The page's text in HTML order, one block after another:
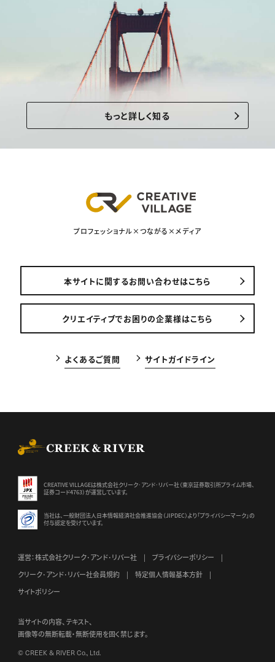
もっと詳しく知る
プロフェッショナル×つながる×メディア
本サイトに関するお問い合わせはこちら
クリエイティブでお困りの企業様はこちら
よくあるご質問 サイトガイドライン
CREATIVE VILLAGEは株式会社クリーク･アンド･リバー社（東京証券取引所プライム市場、
証券コード4763）が運営しています。
当社は、一般財団法人日本情報経済社会推進協会（JIPDEC）より 「プライバシーマーク」の
付与認定を受けています。
運営：株式会社クリーク･アンド･リバー社
プライバシーポリシー
クリーク･アンド･リバー社会員規約
特定個人情報基本方針
サイトポリシー
当サイトの内容、テキスト、
画像等の無断転載・無断使用を固く禁じます。
© CREEK & RIVER Co., Ltd.